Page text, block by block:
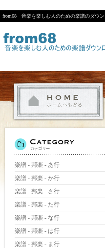
from68 音楽を楽しむ人のための楽譜のダウン
楽譜 - 邦楽 - あ行
楽譜 - 邦楽 - か行
楽譜 - 邦楽 - さ行
楽譜 - 邦楽 - た行
楽譜 - 邦楽 - な行
楽譜 - 邦楽 - は行
楽譜 - 邦楽 - ま行